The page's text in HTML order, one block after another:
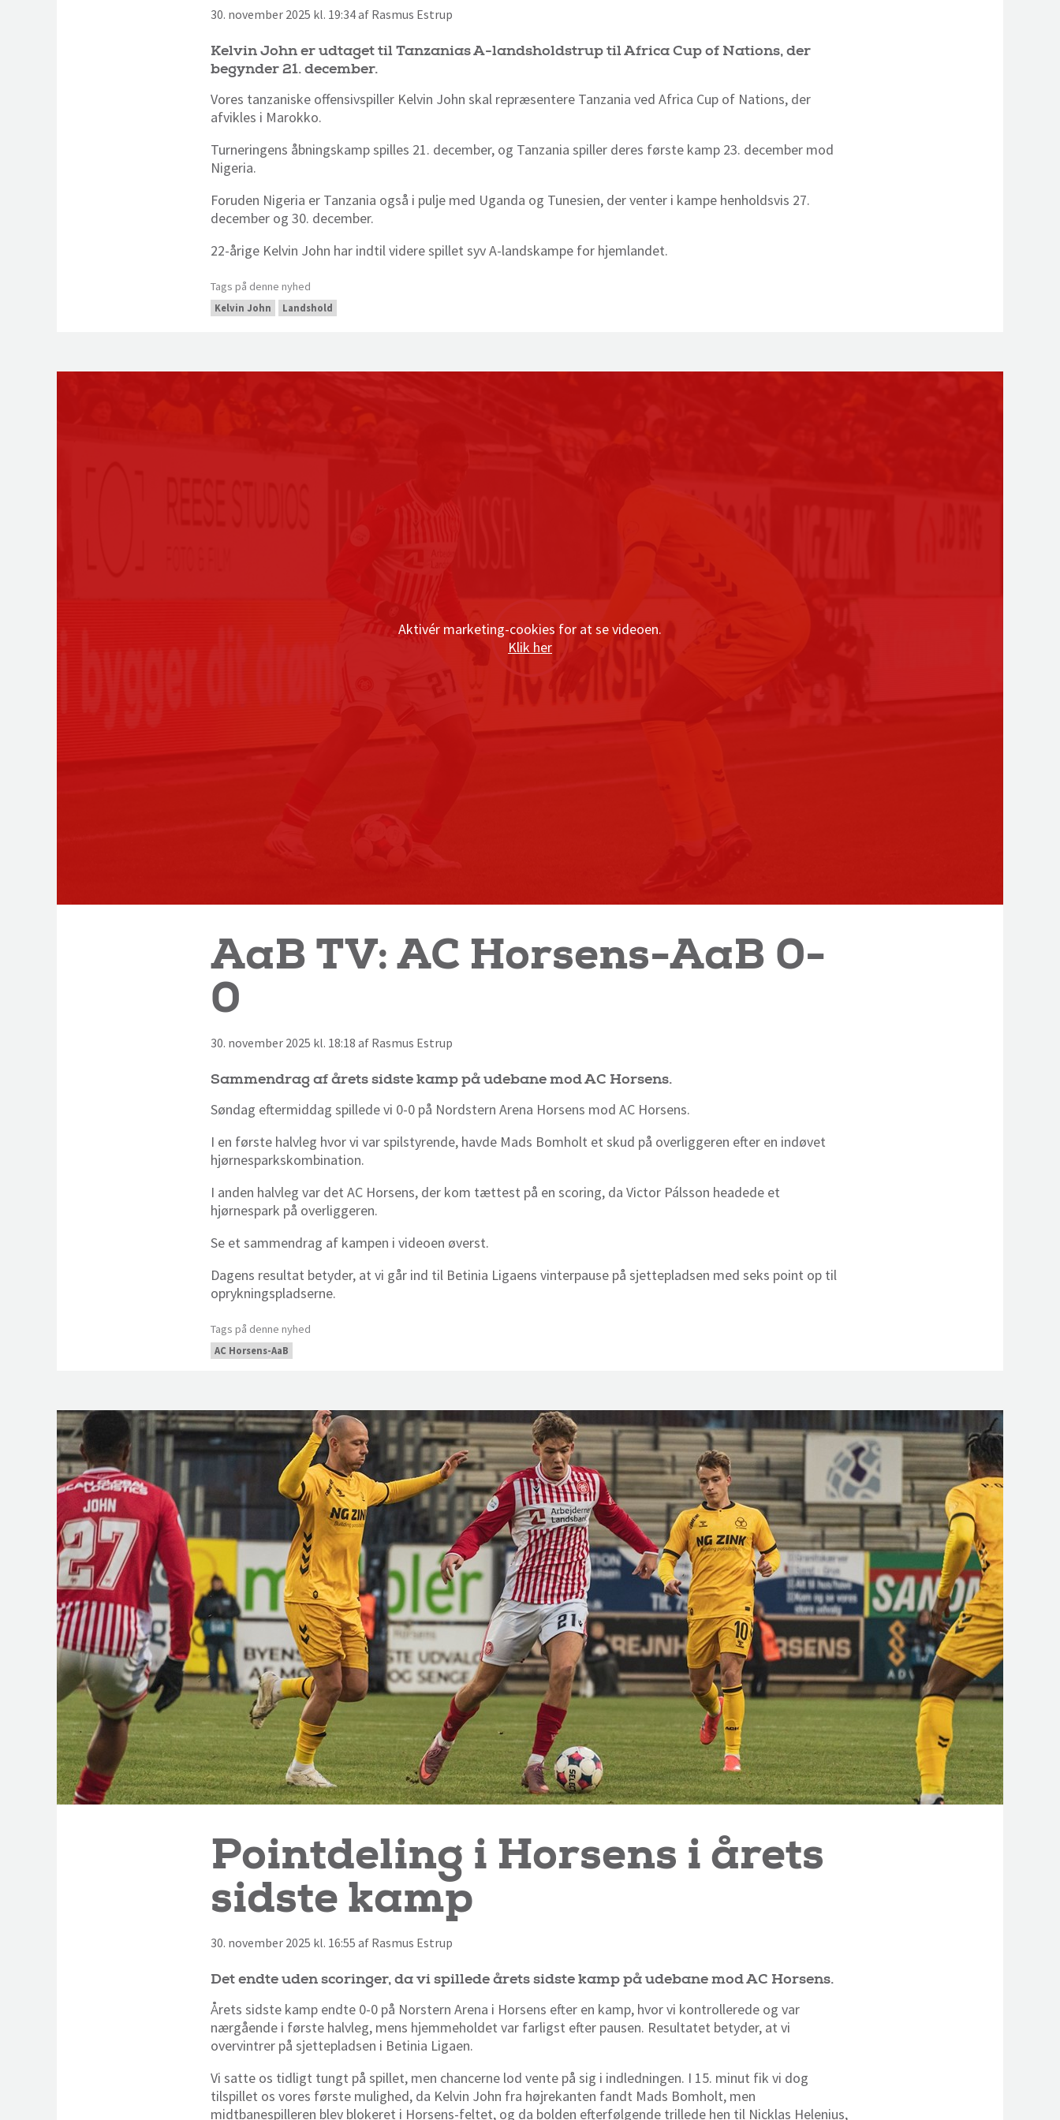
30. november 2025 kl. 19:34 af Rasmus Estrup
Kelvin John er udtaget til Tanzanias A-landsholdstrup til Africa Cup of Nations, der
begynder 21. december.
Vores tanzaniske offensivspiller Kelvin John skal repræsentere Tanzania ved Africa Cup of Nations, der
afvikles i Marokko.
Turneringens åbningskamp spilles 21. december, og Tanzania spiller deres første kamp 23. december mod
Nigeria.
Foruden Nigeria er Tanzania også i pulje med Uganda og Tunesien, der venter i kampe henholdsvis 27.
december og 30. december.
22-årige Kelvin John har indtil videre spillet syv A-landskampe for hjemlandet.
Tags på denne nyhed
Kelvin John Landshold
Aktivér marketing-cookies for at se videoen.
Klik her
AaB TV: AC Horsens-AaB 0-
0
30. november 2025 kl. 18:18 af Rasmus Estrup
Sammendrag af årets sidste kamp på udebane mod AC Horsens.
Søndag eftermiddag spillede vi 0-0 på Nordstern Arena Horsens mod AC Horsens.
I en første halvleg hvor vi var spilstyrende, havde Mads Bomholt et skud på overliggeren efter en indøvet
hjørnesparkskombination.
I anden halvleg var det AC Horsens, der kom tættest på en scoring, da Victor Pálsson headede et
hjørnespark på overliggeren.
Se et sammendrag af kampen i videoen øverst.
Dagens resultat betyder, at vi går ind til Betinia Ligaens vinterpause på sjettepladsen med seks point op til
oprykningspladserne.
Tags på denne nyhed
AC Horsens-AaB
Pointdeling i Horsens i årets
sidste kamp
30. november 2025 kl. 16:55 af Rasmus Estrup
Det endte uden scoringer, da vi spillede årets sidste kamp på udebane mod AC Horsens.
Årets sidste kamp endte 0-0 på Norstern Arena i Horsens efter en kamp, hvor vi kontrollerede og var
nærgående i første halvleg, mens hjemmeholdet var farligst efter pausen. Resultatet betyder, at vi
overvintrer på sjettepladsen i Betinia Ligaen.
Vi satte os tidligt tungt på spillet, men chancerne lod vente på sig i indledningen. I 15. minut fik vi dog
tilspillet os vores første mulighed, da Kelvin John fra højrekanten fandt Mads Bomholt, men
midtbanespilleren blev blokeret i Horsens-feltet, og da bolden efterfølgende trillede hen til Nicklas Helenius,